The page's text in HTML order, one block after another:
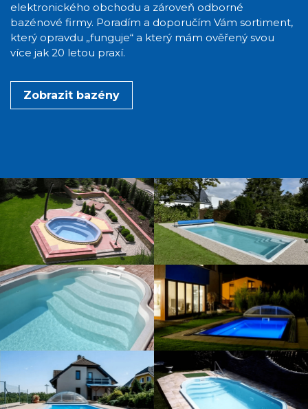
elektronického obchodu a zároveň odborné
bazénové firmy. Poradím a doporučím Vám sortiment,
který opravdu „funguje“ a který mám ověřený svou
více jak 20 letou praxí.
Zobrazit bazény